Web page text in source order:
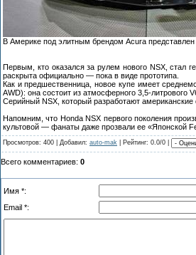
В Америке под элитным брендом Acura представлен
Первым, кто оказался за рулем нового NSX, стал
раскрыта официально — пока в виде прототипа.
Как и предшественница, новое купе имеет
AWD): она состоит из атмосферного 3,5-литрового
Серийный NSX, который разработают
Напомним, что Honda NSX первого поколения
культовой — фанаты даже прозвали ее «Японской
Просмотров: 400 | Добавил: auto-mak | Рейтинг: 0.0/0 |
Всего комментариев: 0
Имя *:
Email *: